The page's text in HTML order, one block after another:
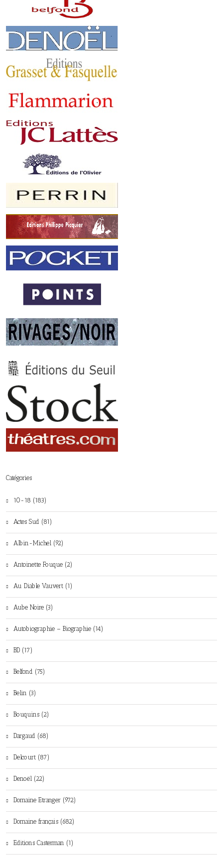
Catégories
10-18 (183)
Actes Sud (81)
Albin-Michel (92)
Antoinette Fouque (2)
Au Diable Vauvert (1)
Aube Noire (3)
Autobiographie – Biographie (14)
BD (17)
Belfond (75)
Belin (3)
Bouquins (2)
Dargaud (68)
Delcourt (87)
Denoël (22)
Domaine Etranger (972)
Domaine français (682)
Editions Casterman (1)